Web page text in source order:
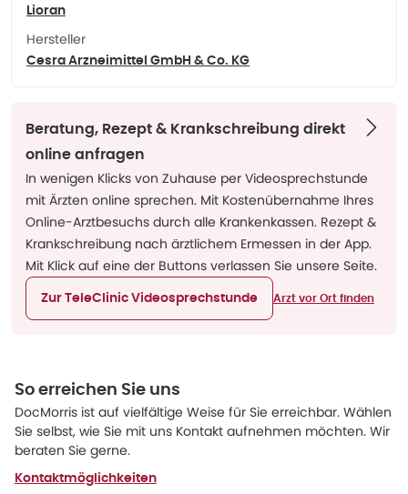
Lioran
Hersteller
Cesra Arzneimittel GmbH & Co. KG
Beratung, Rezept & Krankschreibung direkt
online anfragen
In wenigen Klicks von Zuhause per Videosprechstunde
mit Ärzten online sprechen. Mit Kostenübernahme Ihres
Online-Arztbesuchs durch alle Krankenkassen. Rezept &
Krankschreibung nach ärztlichem Ermessen in der App.
Mit Klick auf eine der Buttons verlassen Sie unsere Seite.
Zur TeleClinic Videosprechstunde Arzt vor Ort finden
So erreichen Sie uns
DocMorris ist auf vielfältige Weise für Sie erreichbar. Wählen
Sie selbst, wie Sie mit uns Kontakt aufnehmen möchten. Wir
beraten Sie gerne.
Kontaktmöglichkeiten